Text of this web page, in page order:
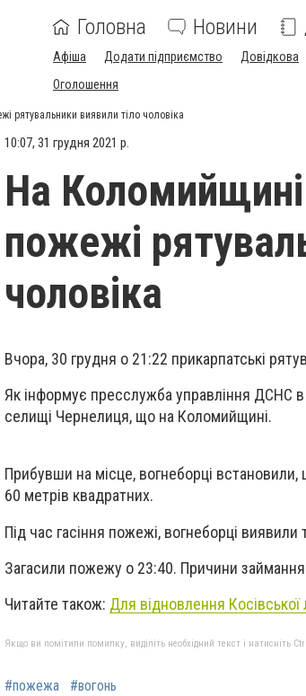
Головна Новини
Афіша Додати підприємство Довідкова
Оголошення
рятувальники виявили тіло чоловіка
10:07, 31 грудня 2021 р.
На Коломийщині
пожежі
чоловіка
Вчора, 30 грудня о 21:22 прикарпатські
Як інформує пресслужба управління ДСНС в
селищі Чернелиця, що на Коломийщині.
Прибувши на місце, вогнеборці
60 метрів квадратних.
Під час гасіння пожежі, вогнеборці виявили
Загасили пожежу о 23:40. Причини
Читайте також: Для відновлення Косівської
Якщо ви помітили помилку, виділіть необхідний текст і натисніть
#пожежа #вогонь